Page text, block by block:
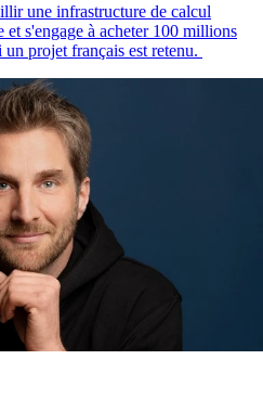
une infrastructure de calcul
s'engage à acheter 100 millions
projet français est retenu.